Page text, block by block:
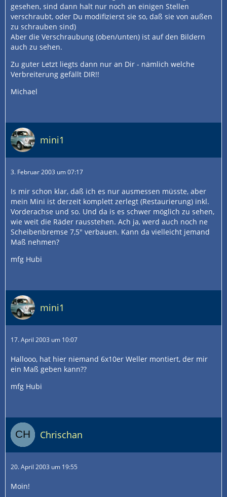
gesehen, sind dann halt nur noch an einigen Stellen
verschraubt, oder Du modifizierst sie so, daß sie von außen
zu schrauben sind)
Aber die Verschraubung (oben/unten) ist auf den Bildern
auch zu sehen.
Zu guter Letzt liegts dann nur an Dir - nämlich welche
Verbreiterung gefällt DIR!!
Michael
mini1
3. Februar 2003 um 07:17
Is mir schon klar, daß ich es nur ausmessen müsste, aber
mein Mini ist derzeit komplett zerlegt (Restaurierung) inkl.
Vorderachse und so. Und da is es schwer möglich zu sehen,
wie weit die Räder rausstehen. Ach ja, werd auch noch ne
Scheibenbremse 7,5" verbauen. Kann da vielleicht jemand
Maß nehmen?
mfg Hubi
mini1
17. April 2003 um 10:07
Hallooo, hat hier niemand 6x10er Weller montiert, der mir
ein Maß geben kann??
mfg Hubi
Chrischan
20. April 2003 um 19:55
Moin!